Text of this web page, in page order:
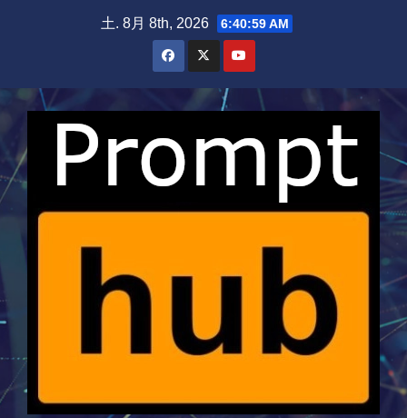
土. 8月 8th, 2026 6:40:59 AM